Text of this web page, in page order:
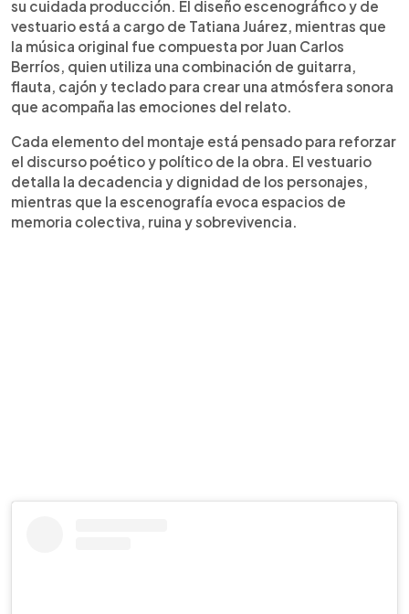
su cuidada producción. El diseño escenográfico y de
vestuario está a cargo de Tatiana Juárez, mientras que
la música original fue compuesta por Juan Carlos
Berríos, quien utiliza una combinación de guitarra,
flauta, cajón y teclado para crear una atmósfera sonora
que acompaña las emociones del relato.
Cada elemento del montaje está pensado para reforzar
el discurso poético y político de la obra. El vestuario
detalla la decadencia y dignidad de los personajes,
mientras que la escenografía evoca espacios de
memoria colectiva, ruina y sobrevivencia.